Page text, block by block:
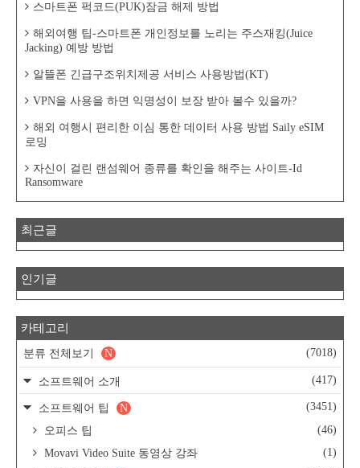
스마트폰 퍽코드(PUK)잠금 해제 방법
해외여행 팁-스마트폰 개인정보를 노리는 주스재킹(Juice
Jacking) 예방 방법
알뜰폰 긴급구조위치제공 서비스 사용방법(KT)
VPN을 사용을 하면 익명성이 보장 받아 볼수 있을까?
해외 여행시 편리한 이심 통한 데이터 사용 방법 Saily eSIM
로밍
자신이 걸린 랜섬웨어 종류를 확인을 해주는 사이트-Id
Ransomware
최근글
인기글
카테고리
분류 전체보기 (7018)
N
소프트웨어 소개 (417)
소프트웨어 팁 (3451)
N
오피스 팁
(46)
Movavi Video Suite 동영상 강좌
(1)